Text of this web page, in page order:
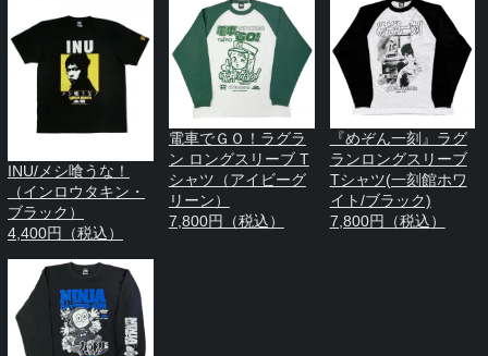
INU/メシ喰うな！
（インロウタキン・
ブラック）
4,400円（税込）
電車でＧＯ！ラグラ
ン ロングスリーブ T
シャツ（アイビーグ
リーン）
7,800円（税込）
『めぞん一刻』ラグ
ランロングスリーブ
Tシャツ(一刻館ホワ
イト/ブラック)
7,800円（税込）